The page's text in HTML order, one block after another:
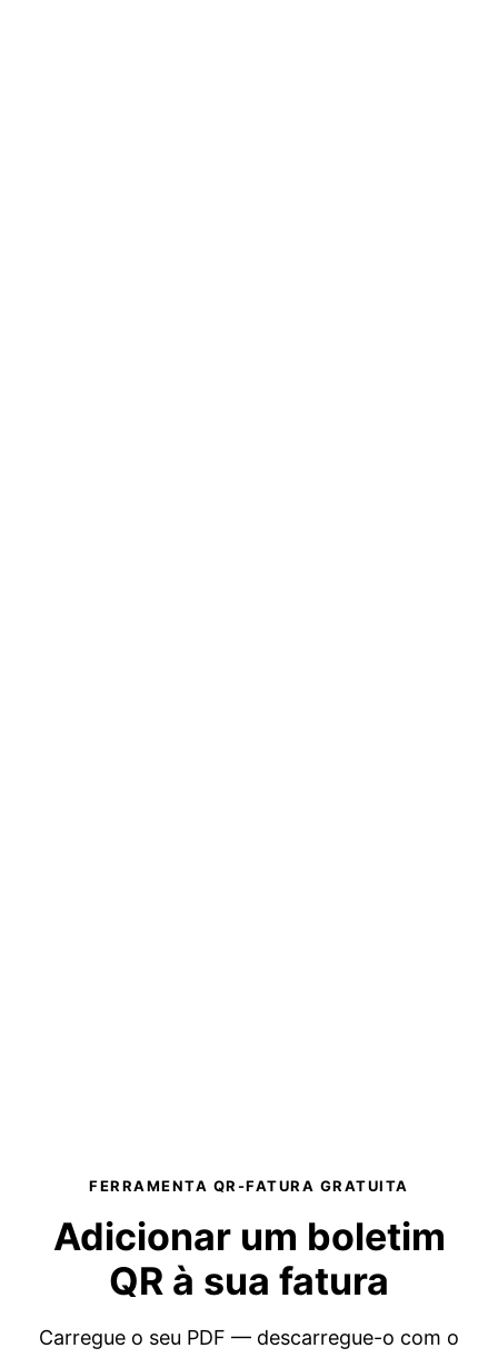
FERRAMENTA QR-FATURA GRATUITA
Adicionar um boletim
QR à sua fatura
Carregue o seu PDF — descarregue-o com o